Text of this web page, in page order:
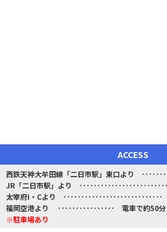
ACCESS
西鉄天神大牟田線「二日市駅」東口より ･････
JR「二日市駅」より ･･････････････････････
太宰府I・Cより ･･････････････････････････
福岡空港より ････････････････ 電車で約50
※駐車場あり